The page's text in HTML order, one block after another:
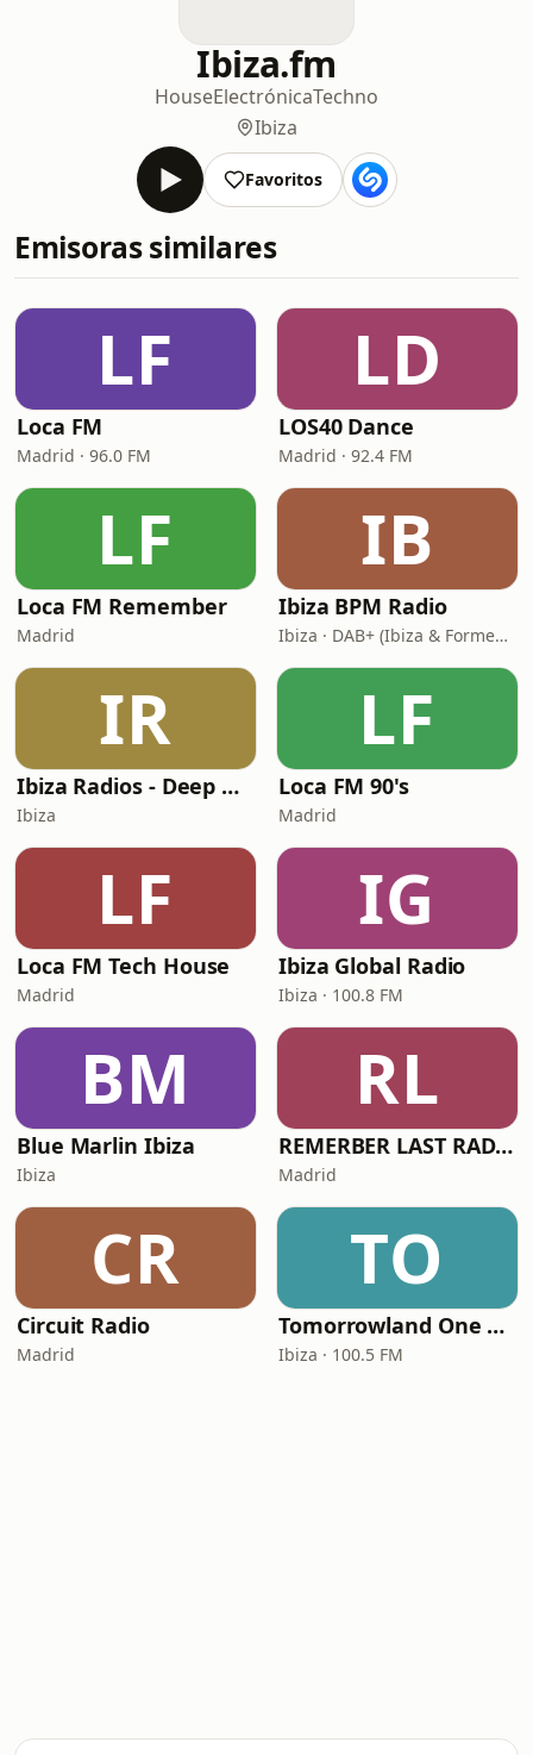
Ibiza.fm
HouseElectrónicaTechno
Ibiza
Favoritos
Emisoras similares
LF
Loca FM
Madrid · 96.0 FM
LD
LOS40 Dance
Madrid · 92.4 FM
LF
Loca FM Remember
Madrid
IB
Ibiza BPM Radio
Ibiza · DAB+ (Ibiza & Formentera, Madrid, Barcelona)
IR
Ibiza Radios - Deep House
Ibiza
LF
Loca FM 90's
Madrid
LF
Loca FM Tech House
Madrid
IG
Ibiza Global Radio
Ibiza · 100.8 FM
BM
Blue Marlin Ibiza
Ibiza
RL
REMERBER LAST RADIO
Madrid
CR
Circuit Radio
Madrid
TO
Tomorrowland One World Radio - Spain
Ibiza · 100.5 FM